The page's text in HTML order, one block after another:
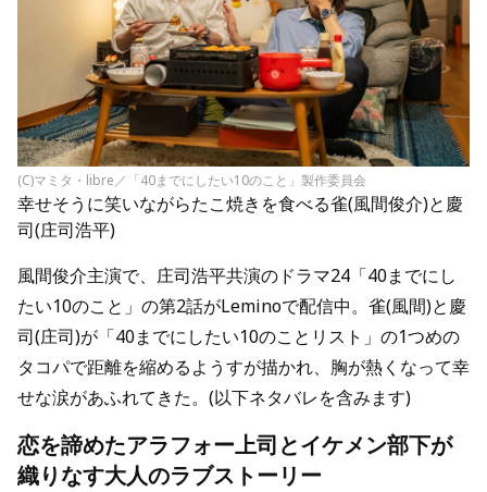
(C)マミタ・libre／「40までにしたい10のこと」製作委員会
幸せそうに笑いながらたこ焼きを食べる雀(風間俊介)と慶
司(庄司浩平)
風間俊介主演で、庄司浩平共演のドラマ24「40までにし
たい10のこと」の第2話がLeminoで配信中。雀(風間)と慶
司(庄司)が「40までにしたい10のことリスト」の1つめの
タコパで距離を縮めるようすが描かれ、胸が熱くなって幸
せな涙があふれてきた。(以下ネタバレを含みます)
恋を諦めたアラフォー上司とイケメン部下が
織りなす大人のラブストーリー